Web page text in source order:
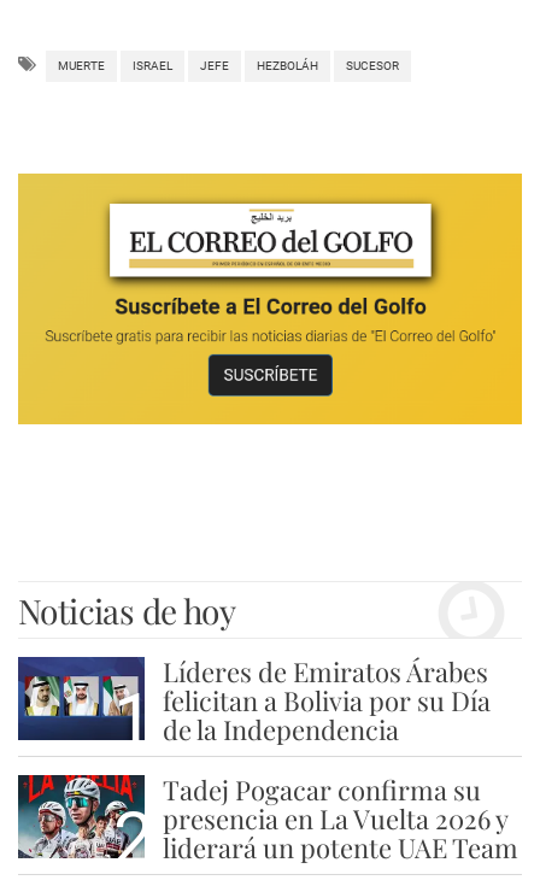
MUERTE ISRAEL JEFE HEZBOLÁH SUCESOR
Noticias de hoy
1
Líderes de Emiratos Árabes
felicitan a Bolivia por su Día
de la Independencia
2
Tadej Pogacar confirma su
presencia en La Vuelta 2026 y
liderará un potente UAE Team